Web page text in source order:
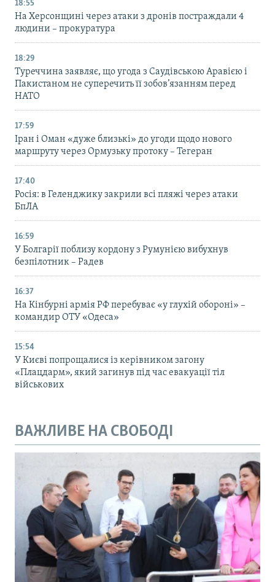
18:55
На Херсонщині через атаки з дронів постраждали 4
людини – прокуратура
18:29
Туреччина заявляє, що угода з Саудівською Аравією і
Пакистаном не суперечить її зобов’язанням перед
НАТО
17:59
Іран і Оман «дуже близькі» до угоди щодо нового
маршруту через Ормузьку протоку – Тегеран
17:40
Росія: в Геленджику закрили всі пляжі через атаки
БпЛА
16:59
У Болгарії поблизу кордону з Румунією вибухнув
безпілотник – Радев
16:37
На Кінбурні армія РФ перебуває «у глухій обороні» –
командир ОТУ «Одеса»
15:54
У Києві попрощалися із керівником загону
«Плацдарм», який загинув під час евакуації тіл
військових
ВАЖЛИВЕ НА СВОБОДІ